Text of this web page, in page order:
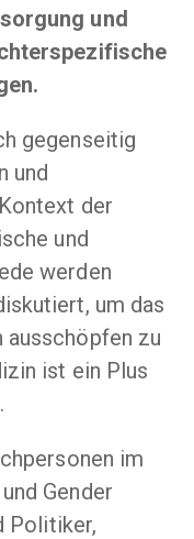
und
gegenseitig
und
der
und
werden
um das
zu
ist ein Plus
im
Gender
Politiker,